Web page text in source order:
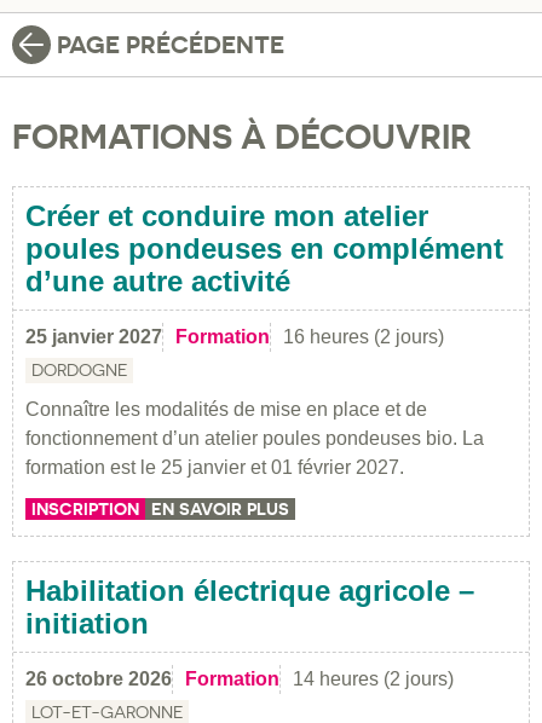
PAGE PRÉCÉDENTE
FORMATIONS À DÉCOUVRIR
Créer et conduire mon atelier
poules pondeuses en complément
d’une autre activité
25 janvier 2027 Formation 16 heures (2 jours)
DORDOGNE
Connaître les modalités de mise en place et de
fonctionnement d’un atelier poules pondeuses bio. La
formation est le 25 janvier et 01 février 2027.
INSCRIPTION EN SAVOIR PLUS
Habilitation électrique agricole –
initiation
26 octobre 2026 Formation 14 heures (2 jours)
LOT-ET-GARONNE